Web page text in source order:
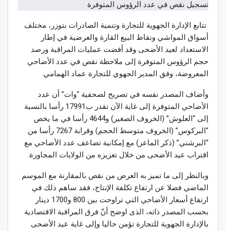
تتابع الإدارة الجهوية للتجارة وتنمية الصادرات بتوزر، مختلف
أسواق المواشي ونقاط البيع القارة والعرضية في إطار
الاستعداد لعيد الأضحى وقد أفضت عمليات المراقبة ورصد
حجم الرؤوس المتوفرة إلى ملاحظة نقص في عدد الأضاحي
المعروضة، وفق المدير الجهوي للتجارة عماد الهمامي.
وأضاف المصدر نفسه في تصريح لصحفية “وات” أن عدد
الأضاحي المتوفرة إلى غاية الآن تقدر ب17991 رأسا بالنسبة
إلى “العلوش” (الخروف الصغير) و4644 رأسا في ما يخص
“البركوس” (الخروف متوسط الحجم) وقرابة 7267 رأسا من
“البرشني” (ذكر الماعز) مع إمكانية تضاعف عدد الأضاحي مع
اقتراب عيد الأضحى من خلال تعزيزه من الولايات المجاورة.
وبالنظر إلى ما تميز به العرض من نقص بالمقارنة مع الموسم
الماضي فضلا عن ارتفاع تكلفة الإنتاج، فقد ساهم ذلك في
ارتفاع أسعار الأضاحي التي تراوحت بين 800 و1700 دينار
بحسب المصدر ذاته، الذى اوضح أنّ فرق المراقبة الاقتصادية
بالإدارة الجهوية للتجارة تؤمن حاليا وإلى غاية عيد الأضحى